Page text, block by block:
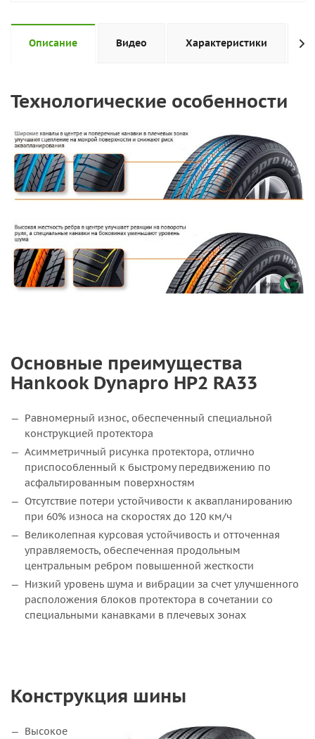
Описание Видео Характеристики
Технологические особенности
Основные преимущества
Hankook Dynapro HP2 RA33
Равномерный износ, обеспеченный специальной
конструкцией протектора
Асимметричный рисунка протектора, отлично
приспособленный к быстрому передвижению по
асфальтированным поверхностям
Отсутствие потери устойчивости к аквапланированию
при 60% износа на скоростях до 120 км/ч
Великолепная курсовая устойчивость и отточенная
управляемость, обеспеченная продольным
центральным ребром повышенной жесткости
Низкий уровень шума и вибрации за счет улучшенного
расположения блоков протектора в сочетании со
специальными канавками в плечевых зонах
Конструкция шины
Высокое